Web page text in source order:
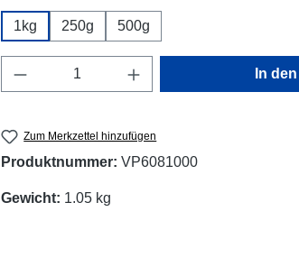
1kg 250g 500g
Produkt Anzahl: Gib den In
Zum Merkzettel hinzufügen
Produktnummer: VP6081000
Gewicht: 1.05 kg